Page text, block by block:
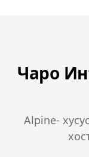
Чаро
Alpine-